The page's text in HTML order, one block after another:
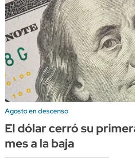
Agosto en descenso
El dólar cerró su
mes a la baja